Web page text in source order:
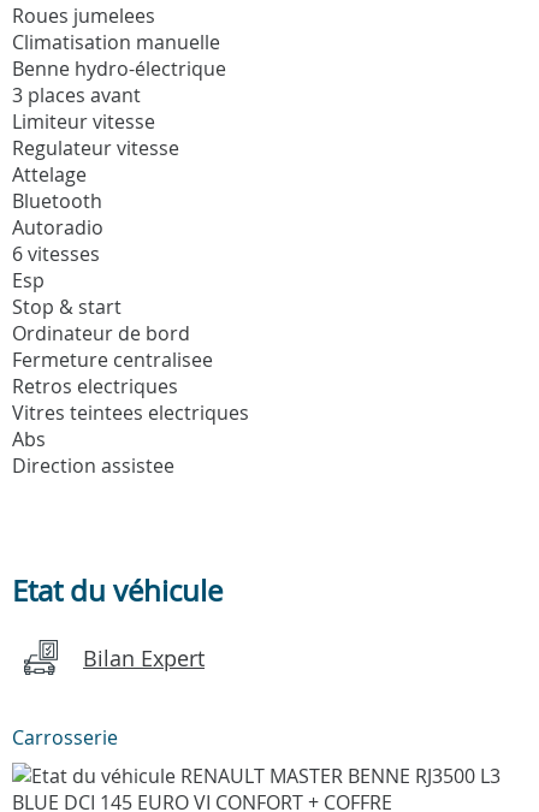
Roues jumelees
Climatisation manuelle
Benne hydro-électrique
3 places avant
Limiteur vitesse
Regulateur vitesse
Attelage
Bluetooth
Autoradio
6 vitesses
Esp
Stop & start
Ordinateur de bord
Fermeture centralisee
Retros electriques
Vitres teintees electriques
Abs
Direction assistee
Etat du véhicule
Bilan Expert
Carrosserie